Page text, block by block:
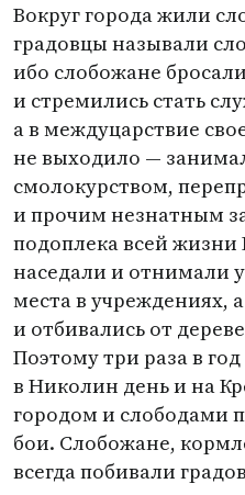
Вокруг города жили
градовцы называли
ибо слобожане
и стремились стать
а в междуцарствие
не выходило —
смолокурством,
и прочим незнатным
подоплека всей жизни
наседали и отнимали
места в учреждениях,
и отбивались от
Поэтому три раза в
в Николин день и на
городом и слободами
бои. Слобожане,
всегда побивали